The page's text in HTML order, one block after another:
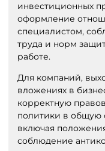
инвестиционных
оформление
специалистом,
труда и норм
работе.
Для компаний,
вложениях в
корректную
политики в общую
включая
соблюдение